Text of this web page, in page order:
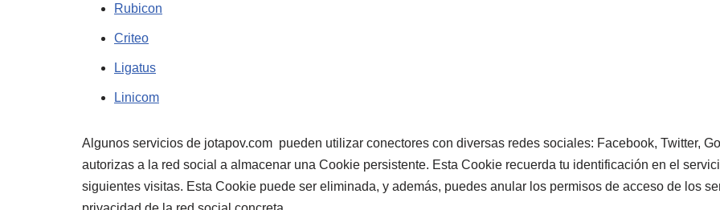
Rubicon
Criteo
Ligatus
Linicom
Algunos servicios de jotapov.com pueden utilizar conectores con diversas redes sociales: Facebook, Twitter,
autorizas a la red social a almacenar una Cookie persistente. Esta Cookie recuerda tu identificación en el
siguientes visitas. Esta Cookie puede ser eliminada, y además, puedes anular los permisos de acceso de los